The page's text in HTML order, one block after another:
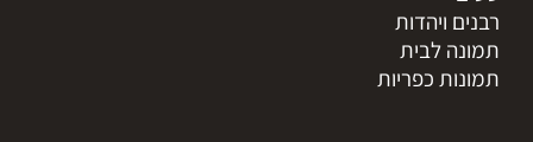
רבנים ויהדות
תמונה לבית
תמונות כפריות